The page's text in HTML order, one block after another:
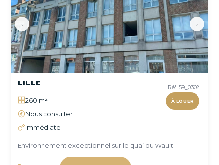
‹ ›
Réf. 59_0302
À LOUER
LILLE
260 m²
Nous consulter
Immédiate
Environnement exceptionnel sur le quai du Wault